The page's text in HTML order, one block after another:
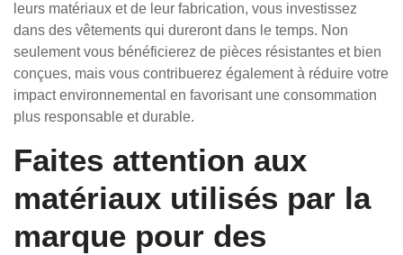
leurs matériaux et de leur fabrication, vous investissez
dans des vêtements qui dureront dans le temps. Non
seulement vous bénéficierez de pièces résistantes et bien
conçues, mais vous contribuerez également à réduire votre
impact environnemental en favorisant une consommation
plus responsable et durable.
Faites attention aux
matériaux utilisés par la
marque pour des